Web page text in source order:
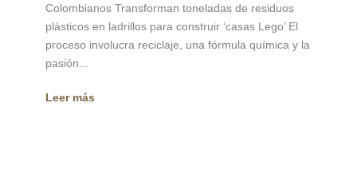
Colombianos Transforman toneladas de residuos
plásticos en ladrillos para construir ‘casas Lego’ El
proceso involucra reciclaje, una fórmula química y la
pasión...
Leer más